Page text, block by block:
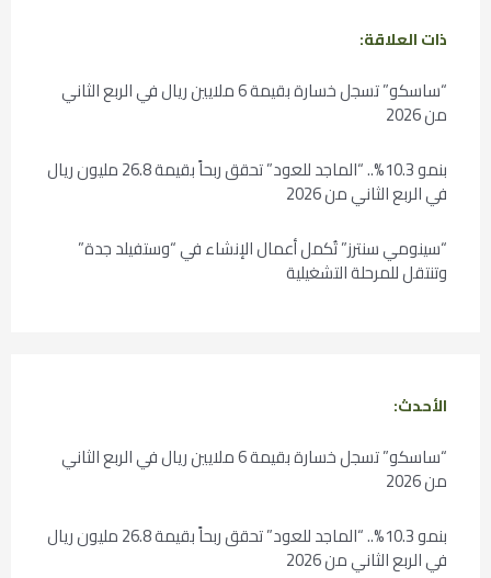
ذات العلاقة:
“ساسكو” تسجل خسارة بقيمة 6 ملايين ريال في الربع الثاني
من 2026
بنمو 10.3%.. “الماجد للعود” تحقق ربحاً بقيمة 26.8 مليون ريال
في الربع الثاني من 2026
“سينومي سنترز” تُكمل أعمال الإنشاء في “وستفيلد جدة”
وتنتقل للمرحلة التشغيلية
الأحدث:
“ساسكو” تسجل خسارة بقيمة 6 ملايين ريال في الربع الثاني
من 2026
بنمو 10.3%.. “الماجد للعود” تحقق ربحاً بقيمة 26.8 مليون ريال
في الربع الثاني من 2026